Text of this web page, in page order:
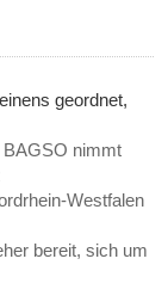
geordnet,
BAGSO nimmt
Westfalen
bereit, sich um